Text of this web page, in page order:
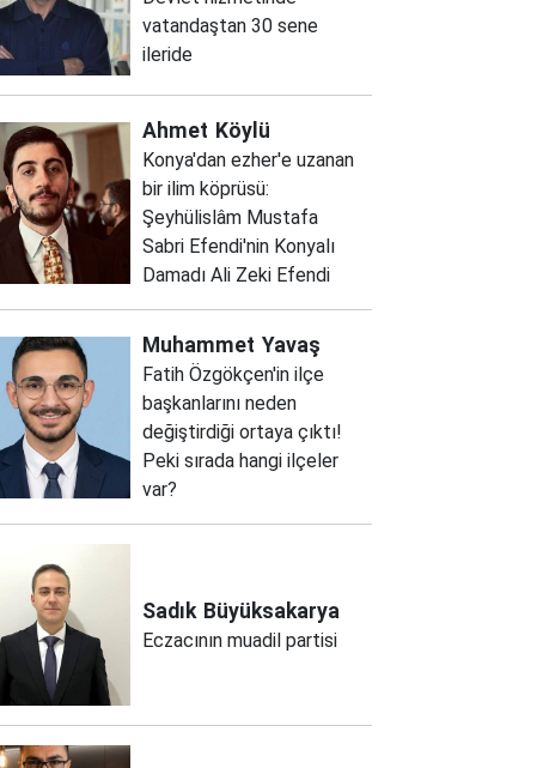
vatandaştan 30 sene
ileride
Ahmet Köylü
Konya'dan ezher'e uzanan
bir ilim köprüsü:
Şeyhülislâm Mustafa
Sabri Efendi'nin Konyalı
Damadı Ali Zeki Efendi
Muhammet Yavaş
Fatih Özgökçen'in ilçe
başkanlarını neden
değiştirdiği ortaya çıktı!
Peki sırada hangi ilçeler
var?
Sadık Büyüksakarya
Eczacının muadil partisi